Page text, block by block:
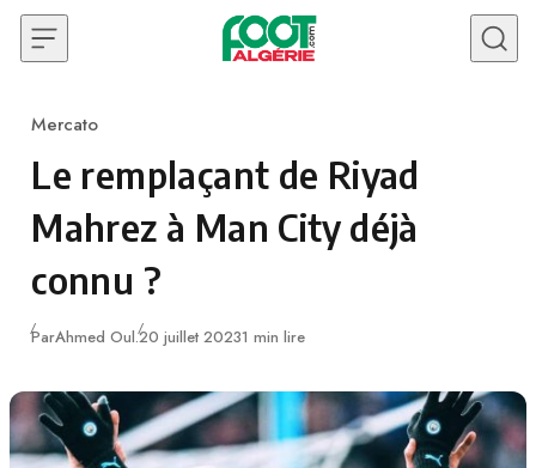
Skip to content
Category
Mercato
Le remplaçant de Riyad
Mahrez à Man City déjà
connu ?
ParAhmed Oul.Publié
20 juillet 20231 min lire